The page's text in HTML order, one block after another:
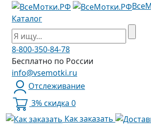
Каталог
8-800-350-84-78
Бесплатно по России
info@vsemotki.ru
Отслеживание
3% скидка 0
Как заказать